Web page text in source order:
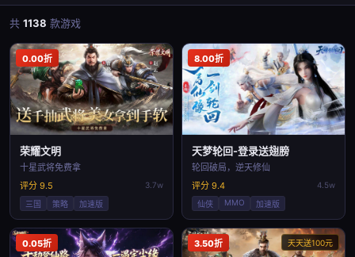
共 1138 款游戏
0.00折
荣耀文明
十星武将免费拿
评分 9.5
3.7w
三国
策略 加速版
8.00折
天梦轮回-登录送翅膀
轮回破局，逆天修仙
评分 9.4
4.5w
仙侠
MMO 加速版
0.05折 3.50折 天天送100元